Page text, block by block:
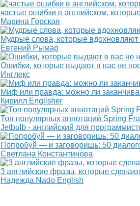
частые ошибки в английском,
Марина Горская
Мудрые слова, которые
Евгений Рымар
Ошибки, которые выдают в вас не
Инглекс
Миф или правда: можно ли
Кирилл Englisher
Топ популярных аннотаций Spring
Jetbulb - английский для
Попробуй — и заговоришь: 50
Светлана Константинова
3 английские фразы, которые
Надежда Nado English